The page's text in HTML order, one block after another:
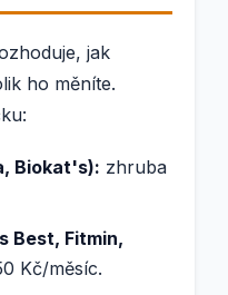
jak
ho měníte.
Biokat's): zhruba
Best, Fitmin,
Kč/měsíc.